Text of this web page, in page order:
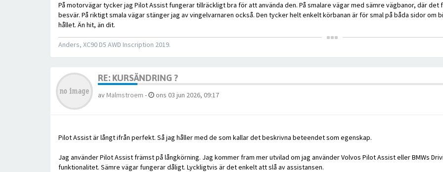
På motorvägar tycker jag Pilot Assist fungerar tillräckligt bra för att använda den. På smalare vägar med sämre vägbanor, där
besvär. På riktigt smala vägar stänger jag av vingelvarnaren också. Den tycker helt enkelt körbanan är för smal på båda sidor
hållet. Än hit, än dit.
Anders, XC90 D5 AWD Inscription 2019.
RE: KURSÄNDRING ?
av Malmstroem - ons 03 jun 2026, 09:17
Pilot Assist är långt ifrån perfekt. Så jag håller med de som kallar det beskrivna beteendet som egenskap.
Jag använder Pilot Assist främst på långkörning. Jag kommer fram mer utvilad om jag använder Volvos Pilot Assist eller BMWs
funktionalitet. Sämre vägar fungerar dåligt. Lyckligtvis är det enkelt att slå av assistansen.